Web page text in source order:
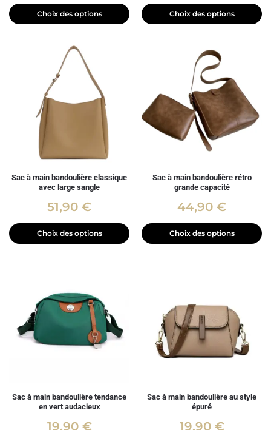
Choix des options Choix des options
Sac à main bandoulière classique
avec large sangle
51,90 €
Choix des options
Sac à main bandoulière rétro
grande capacité
44,90 €
Choix des options
Sac à main bandoulière tendance
en vert audacieux
19,90 €
Sac à main bandoulière au style
épuré
19,90 €